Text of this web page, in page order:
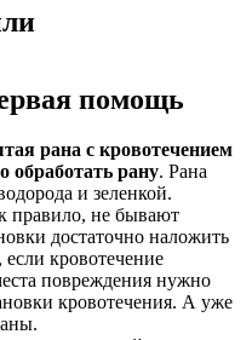
помощь
рана с кровотечением
обработать рану. Рана
и зеленкой.
правило, не бывают
достаточно наложить
кровотечение
повреждения нужно
кровотечения. А уже